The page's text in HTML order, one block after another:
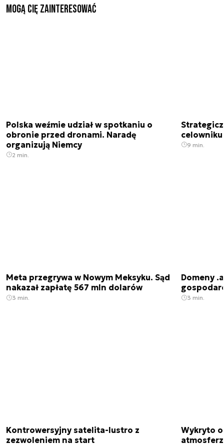
Mogą Cię zainteresować
Polska weźmie udział w spotkaniu o
obronie przed dronami. Naradę
organizują Niemcy
2 min.
9 min.
Meta przegrywa w Nowym Meksyku. Sąd
nakazał zapłatę 567 mln dolarów
3 min.
Domeny
3 min.
Kontrowersyjny satelita-lustro z
zezwoleniem na start
Wykryto